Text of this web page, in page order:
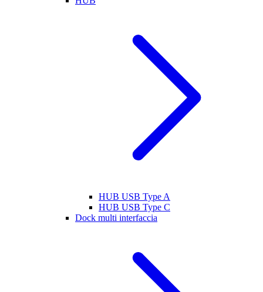
HUB USB Type A
HUB USB Type C
Dock multi interfaccia